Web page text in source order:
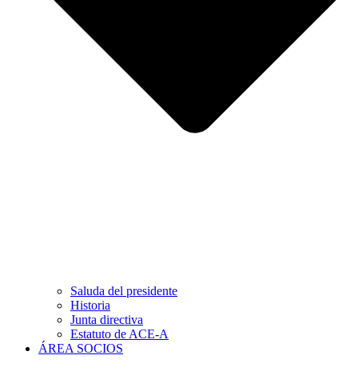
Saluda del presidente
Historia
Junta directiva
Estatuto de ACE-A
ÁREA SOCIOS